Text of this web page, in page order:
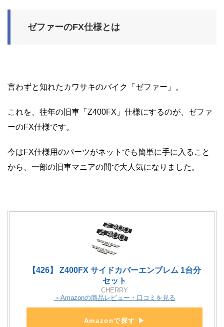
ゼファーのFX仕様とは
言わずと知れたカワサキのバイク「ゼファー」。
これを、往年の旧車「Z400FX」仕様にするのが、ゼファ
ーのFX仕様です。
今はFX仕様用のパーツがネットでも簡単に手に入ること
から、一部の旧車マニアの間で大人気になりました。
【426】 Z400FX サイドカバーエンブレム 1台分
セット
CHERRY
＞Amazonの商品レビュー・口コミを見る
Amazonで探す ▶